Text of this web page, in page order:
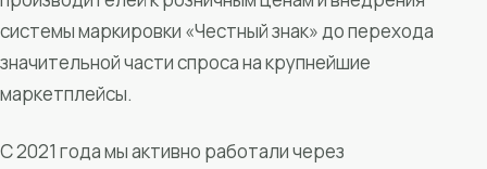
системы маркировки «Честный знак» до перехода
значительной части спроса на крупнейшие
маркетплейсы.
С 2021 года мы активно работали через